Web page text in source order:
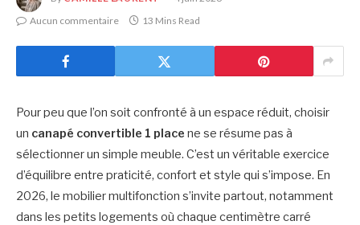
Aucun commentaire
13 Mins Read
Pour peu que l’on soit confronté à un espace réduit, choisir
un canapé convertible 1 place ne se résume pas à
sélectionner un simple meuble. C’est un véritable exercice
d’équilibre entre praticité, confort et style qui s’impose. En
2026, le mobilier multifonction s’invite partout, notamment
dans les petits logements où chaque centimètre carré